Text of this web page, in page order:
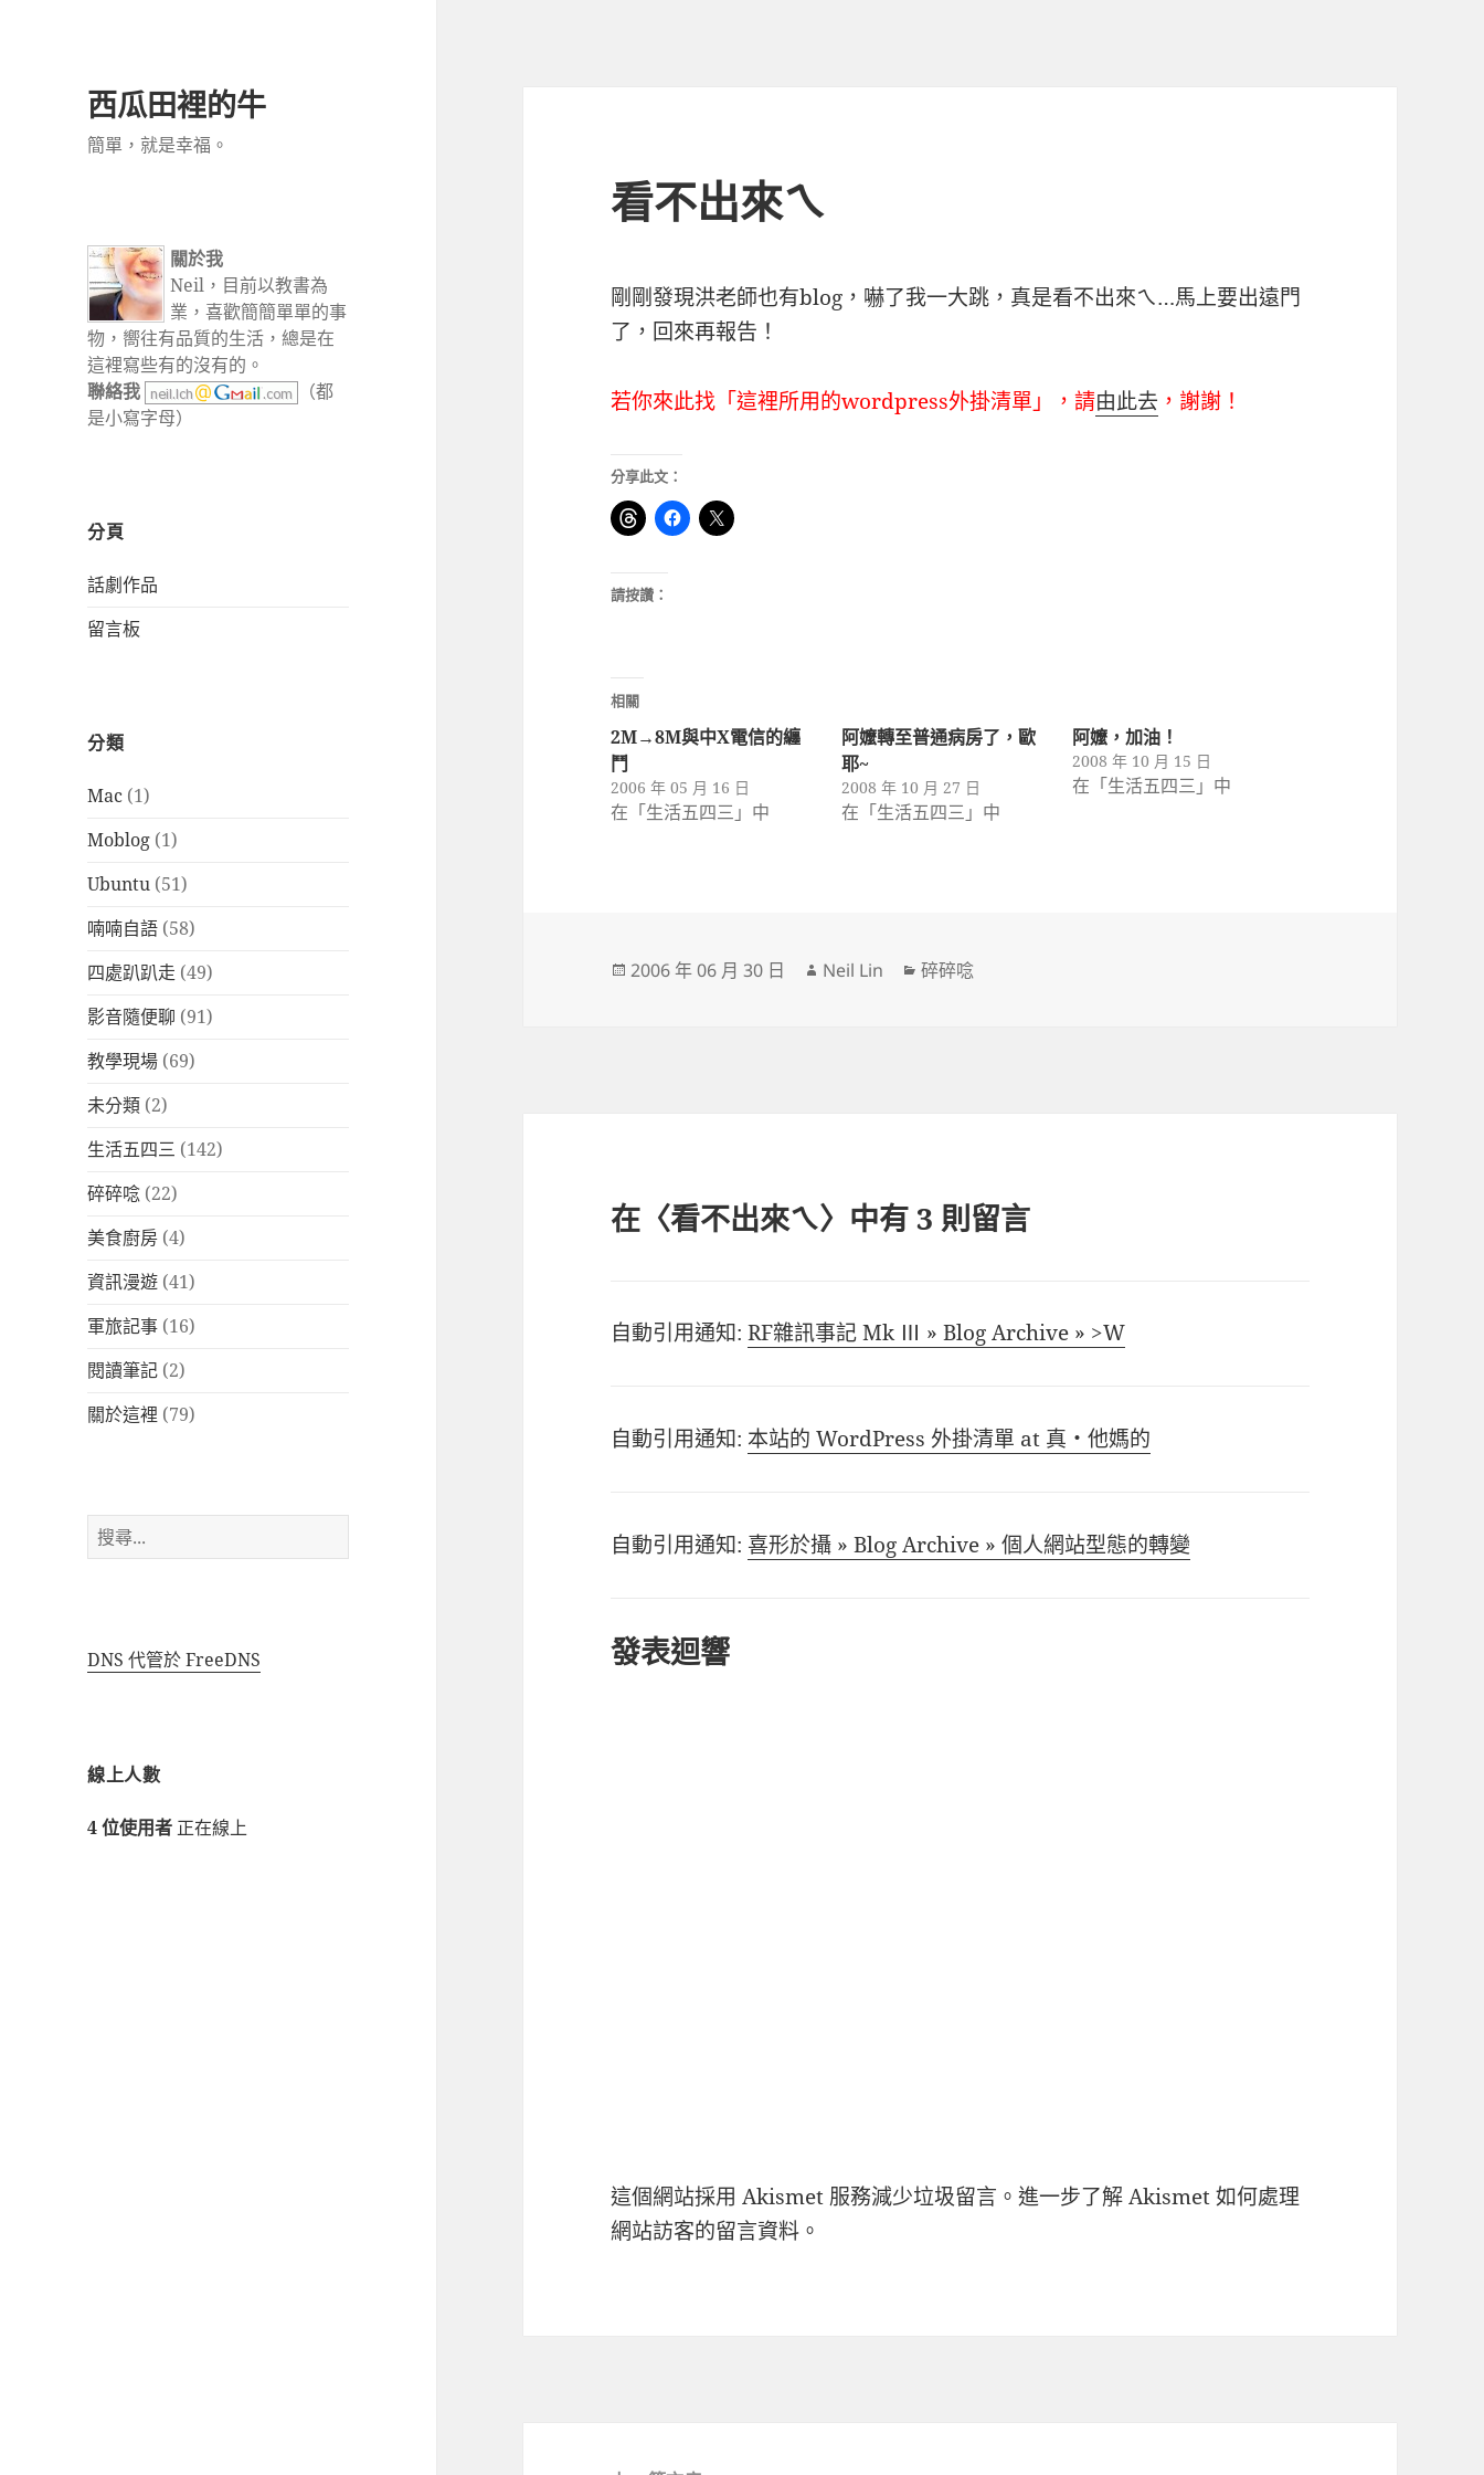
西瓜田裡的牛
簡單，就是幸福。
關於我
Neil，目前以教書為
業，喜歡簡簡單單的事
物，嚮往有品質的生活，總是在
這裡寫些有的沒有的。
聯絡我
（都
是小寫字母）
分頁
話劇作品
留言板
分類
Mac (1)
Moblog (1)
Ubuntu (51)
喃喃自語 (58)
四處趴趴走 (49)
影音隨便聊 (91)
教學現場 (69)
未分類 (2)
生活五四三 (142)
碎碎唸 (22)
美食廚房 (4)
資訊漫遊 (41)
軍旅記事 (16)
閱讀筆記 (2)
關於這裡 (79)
搜
尋
DNS 代管於 FreeDNS
線上人數
4 位使用者 正在線上
看不出來ㄟ
剛剛發現洪老師也有blog，嚇了我一大跳，真是看不出來ㄟ…馬上要出遠門
了，回來再報告！
若你來此找「這裡所用的wordpress外掛清單」，請由此去 ，謝謝！
分享此文：
請按讚：
相關
2M→8M與中X電信的纏
鬥
2006 年 05 月 16 日
在「生活五四三」中
阿嬤轉至普通病房了，歐
耶~
2008 年 10 月 27 日
在「生活五四三」中
阿嬤，加油！
2008 年 10 月 15 日
在「生活五四三」中
發
2006 年 06 月 30 日
作
Neil Lin
分
碎碎唸
在〈看不出來ㄟ〉中有 3 則留言
自動引用通知:RF雜訊事記 Mk Ⅲ » Blog Archive » >W
自動引用通知: 本站的 WordPress 外掛清單 at 真‧他媽的
自動引用通知: 喜形於攝 » Blog Archive » 個人網站型態的轉變
發表迴響
這個網站採用 Akismet 服務減少垃圾留言。進一步了解 Akismet 如何處理
網站訪客的留言資料 。